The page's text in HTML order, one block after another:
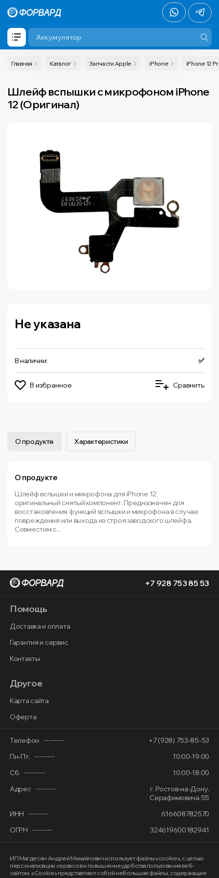
Главная Каталог Запчасти Apple iPhone iPhone 12
Шлейф вспышки с микрофоном iPhone
12 (Оригинал)
Не указана
В наличии: ✅
В избранное Сравнить
О продукте Характеристики
О продукте
Шлейф вспышки и микрофона для iPhone 12,
оригинальный снятый компонент. Предназначен для
восстановления функций вспышки и микрофона в случае
повреждения или выхода из строя заводского шлейфа.
Совместим с...
+7 928 753 85 53
Помощь
Доставка и оплата
Гарантия и сервис
Контакты
Другое
Карта сайта
Оферта
Телефон
+7 (928) 753-85-53
Пн-Пт.
10:00-19:00
Сб.
10:00-18:00
Адрес
г. Ростов-на-Дону,
Серафимовича 55
ИНН
616608782570
ОГРН
324619600182941
ИП Магдесян Андрей Михайлович использует файлы «cookie», с целью
персонализации сервисов и повышения удобства пользования веб-
сайтом. «Cookie» представляют собой небольшие файлы, содержащие